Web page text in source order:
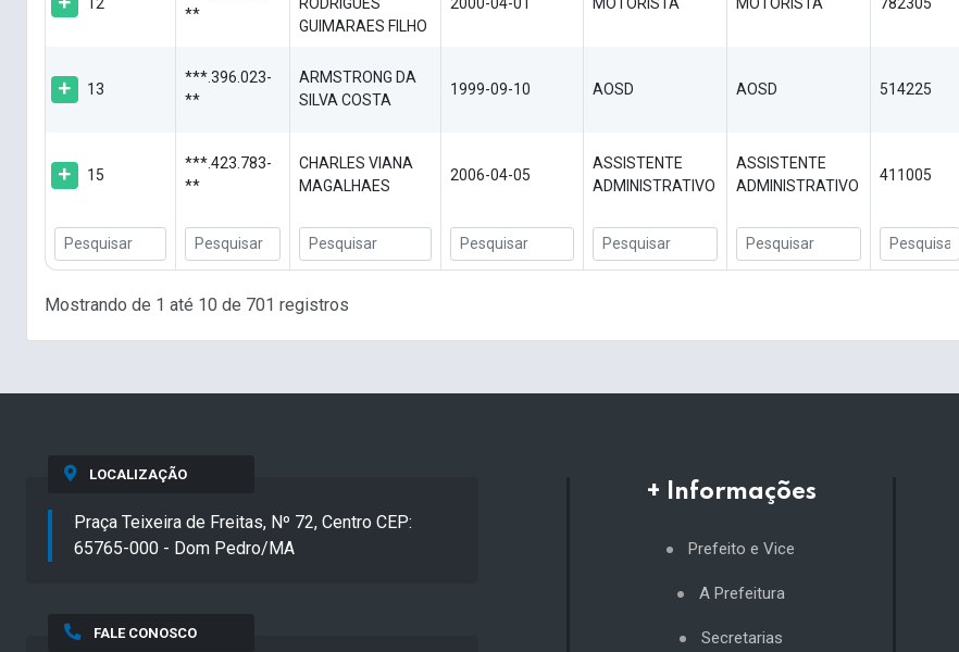
**
GUIMARAES FILHO
13
***.396.023-
**
ARMSTRONG DA
SILVA COSTA
1999-09-10 AOSD AOSD 514225
15
***.423.783-
**
CHARLES VIANA
MAGALHAES
2006-04-05
ASSISTENTE
ADMINISTRATIVO
ASSISTENTE
ADMINISTRATIVO
411005
Mostrando de 1 até 10 de 701 registros
LOCALIZAÇÃO
Praça Teixeira de Freitas, Nº 72, Centro CEP:
65765-000 - Dom Pedro/MA
FALE CONOSCO
+ Informações
Prefeito e Vice
A Prefeitura
Secretarias